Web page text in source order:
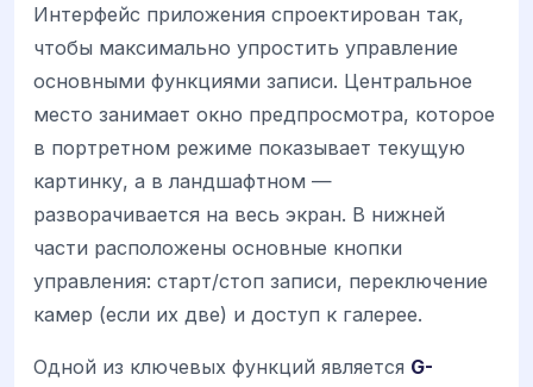
Интерфейс приложения спроектирован так,
чтобы максимально упростить управление
основными функциями записи. Центральное
место занимает окно предпросмотра, которое
в портретном режиме показывает текущую
картинку, а в ландшафтном —
разворачивается на весь экран. В нижней
части расположены основные кнопки
управления: старт/стоп записи, переключение
камер (если их две) и доступ к галерее.
Одной из ключевых функций является G-